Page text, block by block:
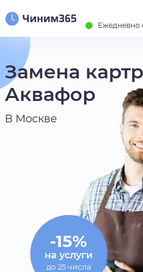
Ежедневно
Замена
Аквафор
В Москве
-15%
на услуги
до 25 числа